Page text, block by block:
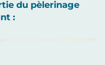
du pèlerinage
: